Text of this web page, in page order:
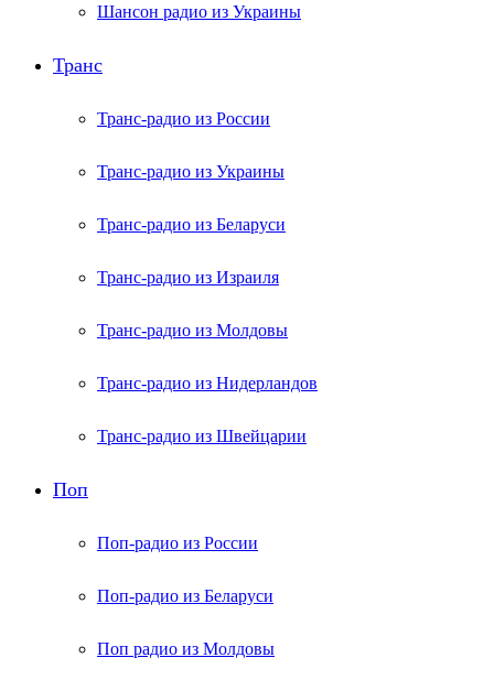
Шансон радио из Украины
Транс
Транс-радио из России
Транс-радио из Украины
Транс-радио из Беларуси
Транс-радио из Израиля
Транс-радио из Молдовы
Транс-радио из Нидерландов
Транс-радио из Швейцарии
Поп
Поп-радио из России
Поп-радио из Беларуси
Поп радио из Молдовы